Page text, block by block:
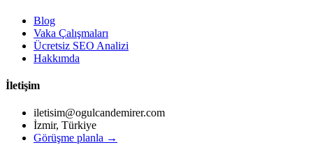
Blog
Vaka Çalışmaları
Ücretsiz SEO Analizi
Hakkımda
İletişim
iletisim@ogulcandemirer.com
İzmir, Türkiye
Görüşme planla →